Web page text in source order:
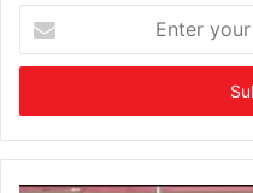
your
Email